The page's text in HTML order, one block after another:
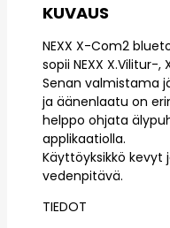
KUVAUS
NEXX X-Com2
sopii NEXX X.Vilitur-,
Senan valmistama
ja äänenlaatu on
helppo ohjata
applikaatiolla.
Käyttöyksikkö
vedenpitävä.
TIEDOT